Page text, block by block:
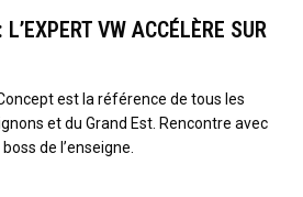
VW ACCÉLÈRE SUR
est la référence de tous les
et du Grand Est. Rencontre avec
de l’enseigne.